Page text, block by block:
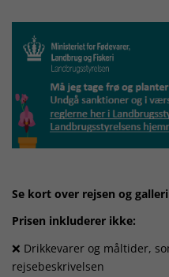
Se kort over rejsen og
Prisen inkluderer ikke:
❌ Drikkevarer og måltider,
rejsebeskrivelsen